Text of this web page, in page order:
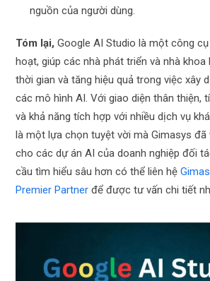
nguồn của người dùng.
Tóm lại, Google AI Studio là một công
hoạt, giúp các nhà phát triển và nhà
thời gian và tăng hiệu quả trong việc xây
các mô hình AI. Với giao diện thân thiện,
và khả năng tích hợp với nhiều dịch vụ
là một lựa chọn tuyệt vời mà Gimasys đã
cho các dự án AI của doanh nghiệp đối
cầu tìm hiểu sâu hơn có thể liên hệ
Premier Partner để được tư vấn chi tiết